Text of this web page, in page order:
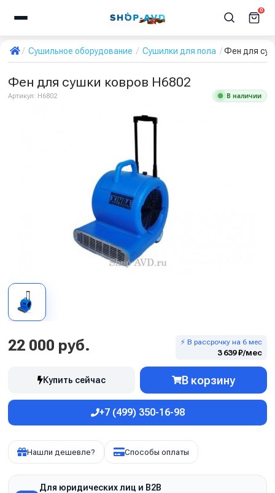
0
Сушильное оборудование Сушилки для пола Фен для
Фен для сушки ковров H6802
Артикул: H6802 В наличии
22 000 руб. ⚡ В рассрочку на 6 мес
3 639 ₽/мес
Купить сейчас В корзину
+7 (499) 350-16-98
Нашли дешевле? Способы оплаты
Для юридических лиц и B2B